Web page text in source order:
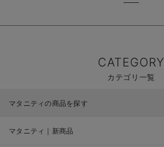
CATEGORY
カテゴリ一覧
マタニティの商品を探す
マタニティ｜新商品